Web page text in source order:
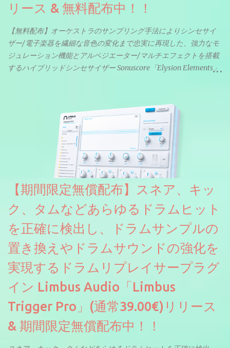
リース & 無料配布中！！
【無料配布】オーケストラのサンプリング手法によりシンセサイ
ザー/電子楽器を繊細な音色の変化まで忠実に再現した、強力なモ
ジュレーション機能とアルペジエーター/マルチエフェクトを搭載
するハイブリッドシンセサイザー Sonuscore「Elysion Elements」
えるようになっています。総容量も7GBを超えます。複数の設定に
より音色が作りこまれているため、あらかじめアルペジオがプロ
グラムされているプリセットも多いですが、アルペジオを切るこ
とももちろんできます。 ほとんどのシンセライブラリは、音を一
度サンプリングしてベロシティで音量を調整します。 しかし、
ELYSIONは違います。ビンテージシンセを含む様々な音源から、
複数のベロシティレイヤーにわたって録音し、各レイヤーを整形
することで、弱く演奏した場合と強く演奏した場合で、全く異な
る音色が得られます。単に音量を変えただけの同じ音ではありま
せん。
【期間限定無償配布】スネア、キッ
ク、タムなどあらゆるドラムヒット
を正確に検出し、ドラムサンプルの
置き換えやドラムサウンドの強化を
実現するドラムリプレイサープラグ
イン Limbus Audio「Limbus
Trigger Pro」(通常39.00€)リリース
& 期間限定無償配布中！！